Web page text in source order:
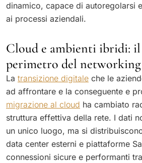
dinamico, capace di autoregolarsi
ai processi aziendali.
Cloud e ambienti ibridi:
perimetro del networking
La transizione digitale che le
ad affrontare e la conseguente e
migrazione al cloud ha cambiato
struttura effettiva della rete. I dati
un unico luogo, ma si
data center esterni e piattaforme
connessioni sicure e performanti